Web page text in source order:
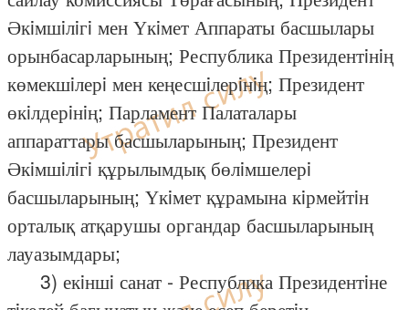
Әкiмшiлiгi мен Үкiмет Аппараты басшылары
орынбасарларының; Республика Президентiнiң
көмекшiлерi мен кеңесшiлерiнiң; Президент
өкiлдерiнiң; Парламент Палаталары
аппараттары басшыларының; Президент
Әкiмшiлiгi құрылымдық бөлiмшелерi
басшыларының; Үкiмет құрамына кiрмейтiн
орталық атқарушы органдар басшыларының
лауазымдары;
3) екiншi санат - Республика Президентiне